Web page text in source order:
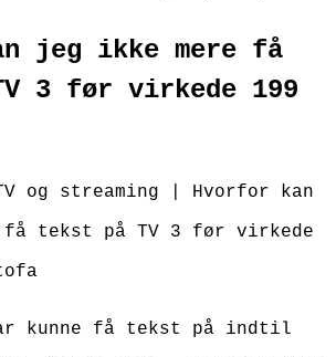
jeg ikke mere få
3 før virkede 199
og streaming | Hvorfor kan
få tekst på TV 3 før virkede
kunne få tekst på indtil